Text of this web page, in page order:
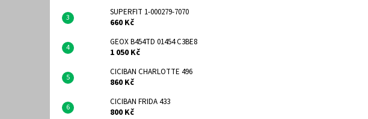
SUPERFIT 1-000279-7070
660 Kč
GEOX B454TD 01454 C3BE8
1 050 Kč
CICIBAN CHARLOTTE 496
860 Kč
CICIBAN FRIDA 433
800 Kč